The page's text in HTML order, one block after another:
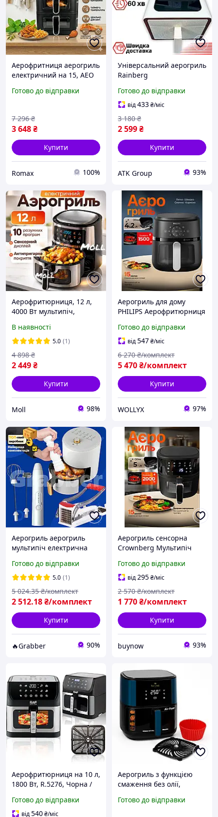
Аерофритниця аерогриль
електричний на 15, AEO
Готово до відправки
3 648₴
7 296 ₴
Купити
Romax 100%
Універсальний аерогриль
Rainberg
електрична Безмасляна
фритюрниця
Аерофритюрниця 9 л
Потужний аерогриль
4200 Вт
Готово до відправки
від433₴/міс
2 599₴
3 180 ₴
Купити
ATK Group 93%
Аерофритюрниця, 12 л,
4000 Вт мультипіч,
фритюрниця без олії з
конвекцією та
автоматичними
програмами
В наявності
5.0 (1)
2 449₴
4 898 ₴
Купити
Moll 98%
Аерогриль для дому
PHILIPS Аерофритюрниця
Мультипіч сенсорна 1500
Вт Мульти піч із чашею
4.2 л
Готово до відправки
від547₴/міс
5 470₴/комплект
6 270 ₴/комплект
Купити
WOLLYX 97%
Аерогриль аерогриль
мультипіч електрична
аерофритюрниця
мультипіч-аерогриль-
аерогриль мультипіч
кухонний прилад
Готово до відправки
5.0 (1)
2 512.18₴/комплект
5 024.35 ₴/комплект
Купити
🔥Grabber 90%
Аерогриль сенсорна
Crownberg Мультипіч
фритюрниця для
приготування їжі без олії
2000 Вт
Готово до відправки
від295₴/міс
1 770₴/комплект
2 570 ₴/комплект
Купити
buynow 93%
Аерофритюрниця на 10 л,
1800 Вт, R.5276, Чорна /
для дому / Мультипіч /
Аерогриль / Аерогриль
Готово до відправки
від540₴/міс
Аерогриль з функцією
смаження без олії,
без олії Аерогриль масла і
Готово до відправки